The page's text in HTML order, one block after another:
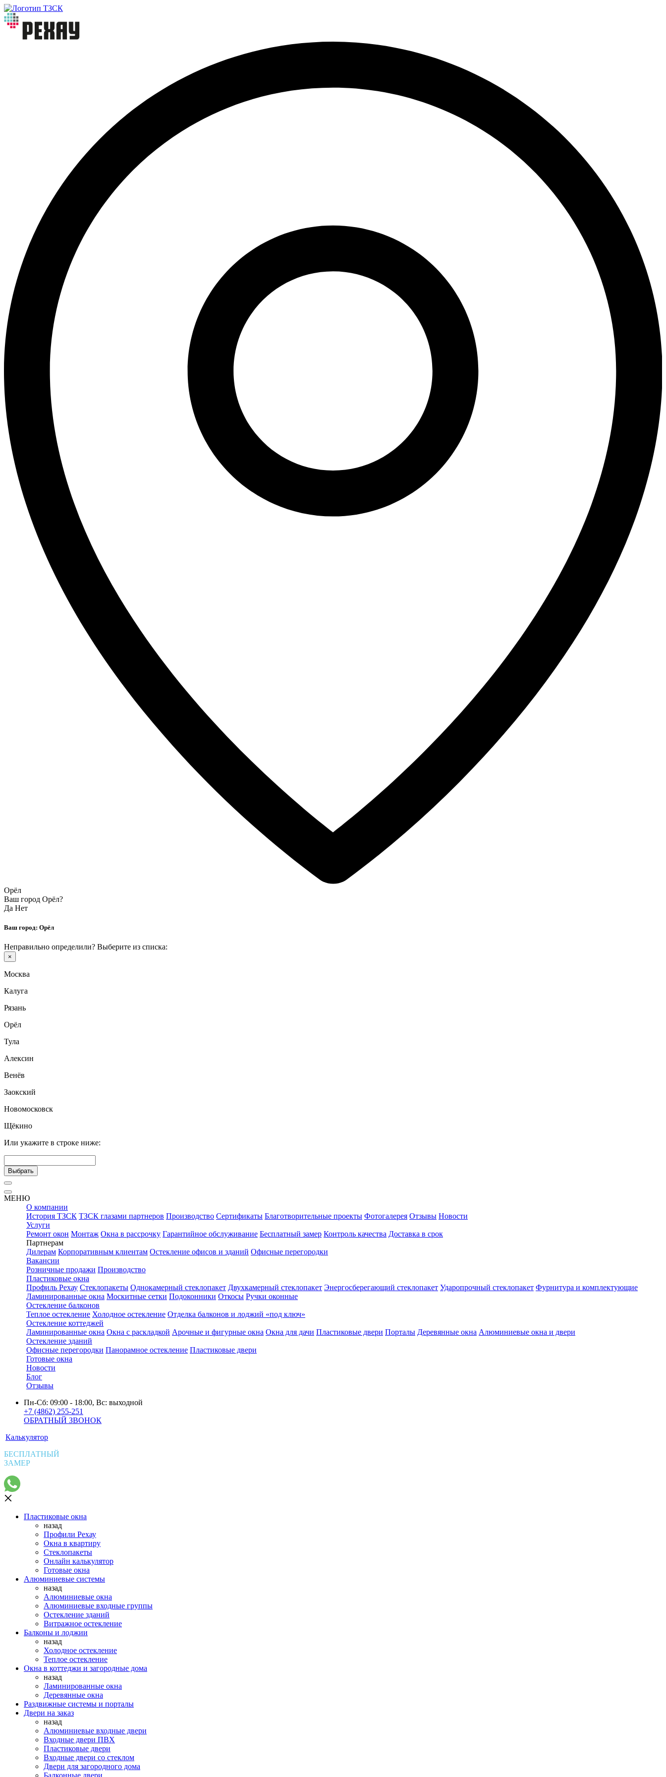
Орёл
Ваш город Орёл?
Да Нет
Ваш город: Орёл
Неправильно определили? Выберите из списка:
×
Москва
Калуга
Рязань
Орёл
Тула
Алексин
Венёв
Заокский
Новомосковск
Щёкино
Или укажите в строке ниже:
Выбрать
МЕНЮ
О компании
История ТЗСК ТЗСК глазами партнеров Производство Сертификаты Благотворительные проекты Фотогалерея Отзывы Новости
Услуги
Ремонт окон Монтаж Окна в рассрочку Гарантийное обслуживание Бесплатный замер Контроль качества Доставка в срок
Партнерам
Дилерам Корпоративным клиентам Остекление офисов и зданий Офисные перегородки
Вакансии
Розничные продажи Производство
Пластиковые окна
Профиль Рехау Стеклопакеты Однокамерный стеклопакет Двухкамерный стеклопакет Энергосберегающий стеклопакет Ударопрочный стеклопакет Фурнитура и комплектующие
Ламинированные окна Москитные сетки Подоконники Откосы Ручки оконные
Остекление балконов
Теплое остекление Холодное остекление Отделка балконов и лоджий «под ключ»
Остекление коттеджей
Ламинированные окна Окна с раскладкой Арочные и фигурные окна Окна для дачи Пластиковые двери Порталы Деревянные окна Алюминиевые окна и двери
Остекление зданий
Офисные перегородки Панорамное остекление Пластиковые двери
Готовые окна
Новости
Блог
Отзывы
Пн-Сб: 09:00 - 18:00, Вс: выходной
+7 (4862) 255-251
ОБРАТНЫЙ ЗВОНОК
Калькулятор
БЕСПЛАТНЫЙ
ЗАМЕР
Пластиковые окна
назад
Профили Рехау
Окна в квартиру
Стеклопакеты
Онлайн калькулятор
Готовые окна
Алюминиевые системы
назад
Алюминиевые окна
Алюминиевые входные группы
Остекление зданий
Витражное остекление
Балконы и лоджии
назад
Холодное остекление
Теплое остекление
Окна в коттеджи и загородные дома
назад
Ламинированные окна
Деревянные окна
Раздвижные системы и порталы
Двери на заказ
назад
Алюминиевые входные двери
Входные двери ПВХ
Пластиковые двери
Входные двери со стеклом
Двери для загородного дома
Балконные двери